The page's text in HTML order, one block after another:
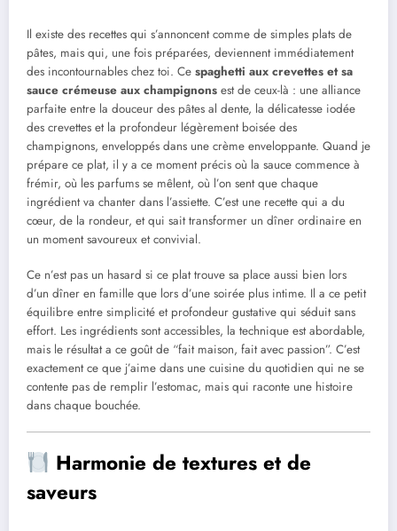
Il existe des recettes qui s’annoncent comme de simples plats de
pâtes, mais qui, une fois préparées, deviennent immédiatement
des incontournables chez toi. Ce spaghetti aux crevettes et sa
sauce crémeuse aux champignons est de ceux-là : une alliance
parfaite entre la douceur des pâtes al dente, la délicatesse iodée
des crevettes et la profondeur légèrement boisée des
champignons, enveloppés dans une crème enveloppante. Quand je
prépare ce plat, il y a ce moment précis où la sauce commence à
frémir, où les parfums se mêlent, où l’on sent que chaque
ingrédient va chanter dans l’assiette. C’est une recette qui a du
cœur, de la rondeur, et qui sait transformer un dîner ordinaire en
un moment savoureux et convivial.
Ce n’est pas un hasard si ce plat trouve sa place aussi bien lors
d’un dîner en famille que lors d’une soirée plus intime. Il a ce petit
équilibre entre simplicité et profondeur gustative qui séduit sans
effort. Les ingrédients sont accessibles, la technique est abordable,
mais le résultat a ce goût de “fait maison, fait avec passion”. C’est
exactement ce que j’aime dans une cuisine du quotidien qui ne se
contente pas de remplir l’estomac, mais qui raconte une histoire
dans chaque bouchée.
Harmonie de textures et de
saveurs